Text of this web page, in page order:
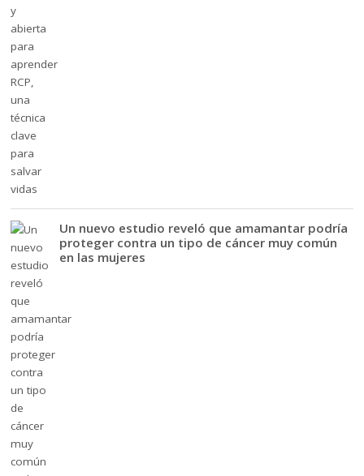
Un nuevo estudio reveló que amamantar podría
proteger contra un tipo de cáncer muy común
en las mujeres